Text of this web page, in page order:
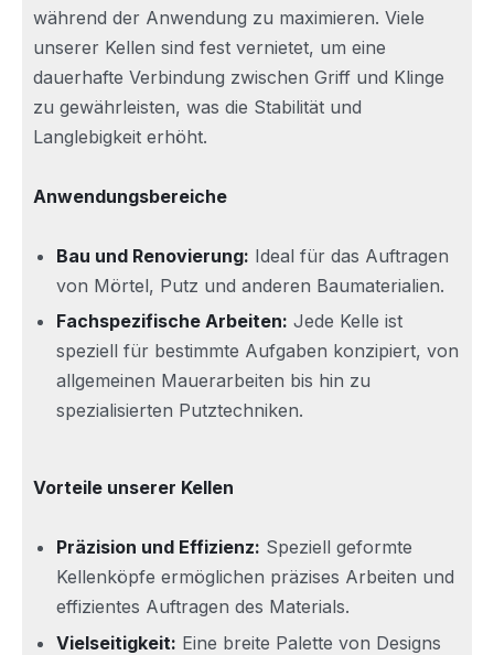
während der Anwendung zu maximieren. Viele
unserer Kellen sind fest vernietet, um eine
dauerhafte Verbindung zwischen Griff und Klinge
zu gewährleisten, was die Stabilität und
Langlebigkeit erhöht.
Anwendungsbereiche
Bau und Renovierung: Ideal für das Auftragen
von Mörtel, Putz und anderen Baumaterialien.
Fachspezifische Arbeiten: Jede Kelle ist
speziell für bestimmte Aufgaben konzipiert, von
allgemeinen Mauerarbeiten bis hin zu
spezialisierten Putztechniken.
Vorteile unserer Kellen
Präzision und Effizienz: Speziell geformte
Kellenköpfe ermöglichen präzises Arbeiten und
effizientes Auftragen des Materials.
Vielseitigkeit: Eine breite Palette von Designs